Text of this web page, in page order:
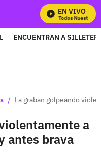
EN VIVO
Mira Todos Nuestros
ENCUENTRAN A
/ La graban golpeando
a
antes brava